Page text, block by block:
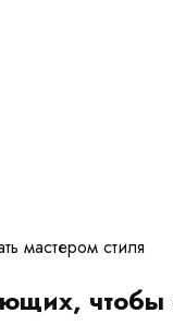
мастером стиля
чтобы